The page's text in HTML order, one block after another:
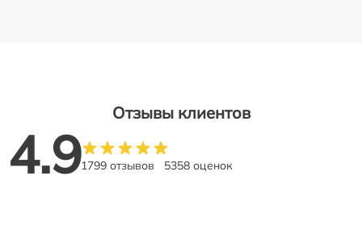
Отзывы клиентов
4.91799 отзывов 5358 оценок